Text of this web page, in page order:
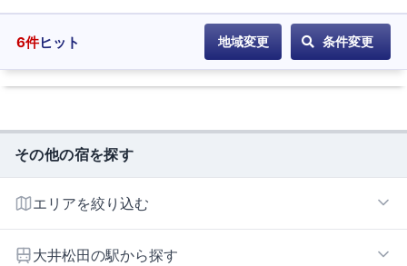
6件ヒット 地域変更 条件変更
その他の宿を探す
エリアを絞り込む
大井松田の駅から探す